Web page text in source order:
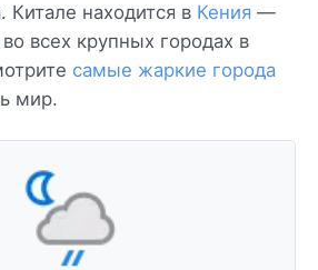
Китале находится в Кения —
всех крупных городах в
самые жаркие города
мир.